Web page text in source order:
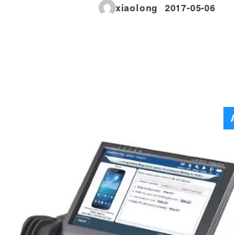
xiaolong
投稿日
2017-05-06